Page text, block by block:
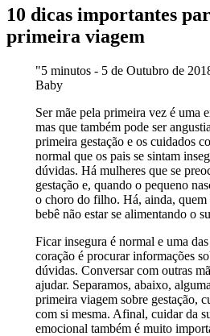
10 dicas importantes
primeira viagem
"5 minutos - 5 de Outubro de
Baby
Ser mãe pela primeira vez é uma
mas que também pode ser
primeira gestação e os cuidados
normal que os pais se sintam
dúvidas. Há mulheres que se
gestação e, quando o pequeno
o choro do filho. Há, ainda,
bebê não estar se alimentando o
Ficar insegura é normal e uma
coração é procurar informações
dúvidas. Conversar com outras
ajudar. Separamos, abaixo,
primeira viagem sobre gestação,
com si mesma. Afinal, cuidar da
emocional também é muito